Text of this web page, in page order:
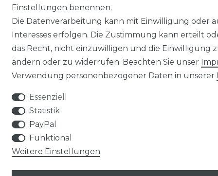
Einstellungen benennen.
Die Datenverarbeitung kann mit Einwilligung oder
Interesses erfolgen. Die Zustimmung kann erteilt
das Recht, nicht einzuwilligen und die Einwilligung
ändern oder zu widerrufen. Beachten Sie unser
Verwendung personenbezogener Daten in unserer
Essenziell
Statistik
PayPal
Funktional
Weitere Einstellungen